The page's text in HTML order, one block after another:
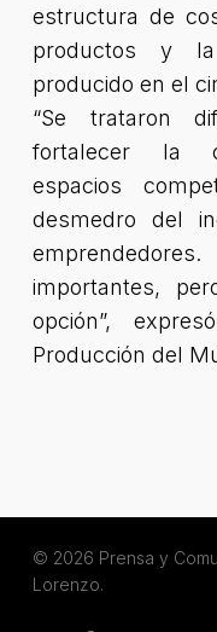
estructura de
productos y
producido en el
“Se trataron
fortalecer la
espacios
desmedro del
importantes,
opción”,
Producción del
© 2026 Prensa y
Lorenzo.